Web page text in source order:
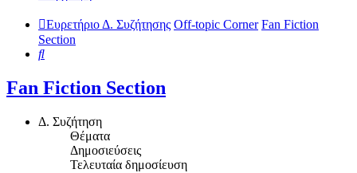
Ευρετήριο Δ. Συζήτησης Off-topic Corner Fan Fiction
Section
Αναζήτηση
Fan Fiction Section
Δ. Συζήτηση
Θέματα
Δημοσιεύσεις
Τελευταία δημοσίευση